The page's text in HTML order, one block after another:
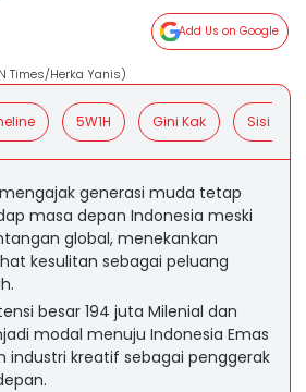
Add Us on Google
Times/Herka Yanis)
5W1H Gini Kak Sisi
generasi muda tetap
masa depan Indonesia meski
global, menekankan
kesulitan sebagai peluang
besar 194 juta Milenial dan
modal menuju Indonesia Emas
industri kreatif sebagai penggerak